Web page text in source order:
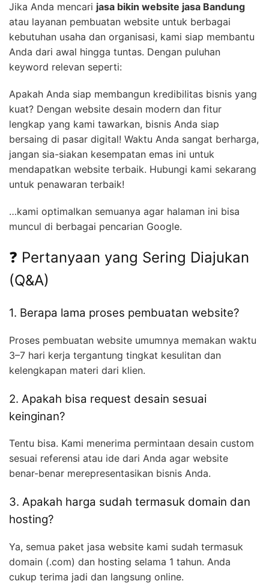
Jika Anda mencari jasa bikin website jasa Bandung
atau layanan pembuatan website untuk berbagai
kebutuhan usaha dan organisasi, kami siap membantu
Anda dari awal hingga tuntas. Dengan puluhan
keyword relevan seperti:
Apakah Anda siap membangun kredibilitas bisnis yang
kuat? Dengan website desain modern dan fitur
lengkap yang kami tawarkan, bisnis Anda siap
bersaing di pasar digital! Waktu Anda sangat berharga,
jangan sia-siakan kesempatan emas ini untuk
mendapatkan website terbaik. Hubungi kami sekarang
untuk penawaran terbaik!
…kami optimalkan semuanya agar halaman ini bisa
muncul di berbagai pencarian Google.
❓ Pertanyaan yang Sering Diajukan
(Q&A)
1. Berapa lama proses pembuatan website?
Proses pembuatan website umumnya memakan waktu
3–7 hari kerja tergantung tingkat kesulitan dan
kelengkapan materi dari klien.
2. Apakah bisa request desain sesuai
keinginan?
Tentu bisa. Kami menerima permintaan desain custom
sesuai referensi atau ide dari Anda agar website
benar-benar merepresentasikan bisnis Anda.
3. Apakah harga sudah termasuk domain dan
hosting?
Ya, semua paket jasa website kami sudah termasuk
domain (.com) dan hosting selama 1 tahun. Anda
cukup terima jadi dan langsung online.